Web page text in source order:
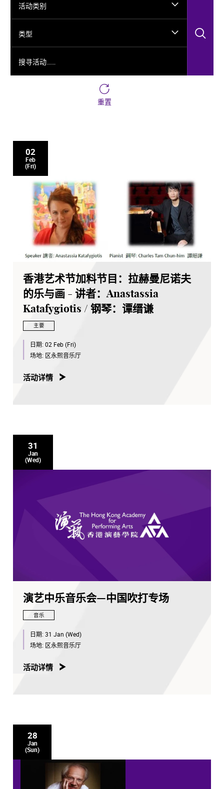
活动类别
类型
重置
02
Feb
(Fri)
香港艺术节加料节目：拉赫曼尼诺夫
的乐与画 - 讲者：Anastassia
Katafygiotis / 钢琴：谭缙谦
主要
日期: 02 Feb (Fri)
场地: 区永熙音乐厅
活动详情
31
Jan
(Wed)
演艺中乐音乐会—中国吹打专场
音乐
日期: 31 Jan (Wed)
场地: 区永熙音乐厅
活动详情
28
Jan
(Sun)